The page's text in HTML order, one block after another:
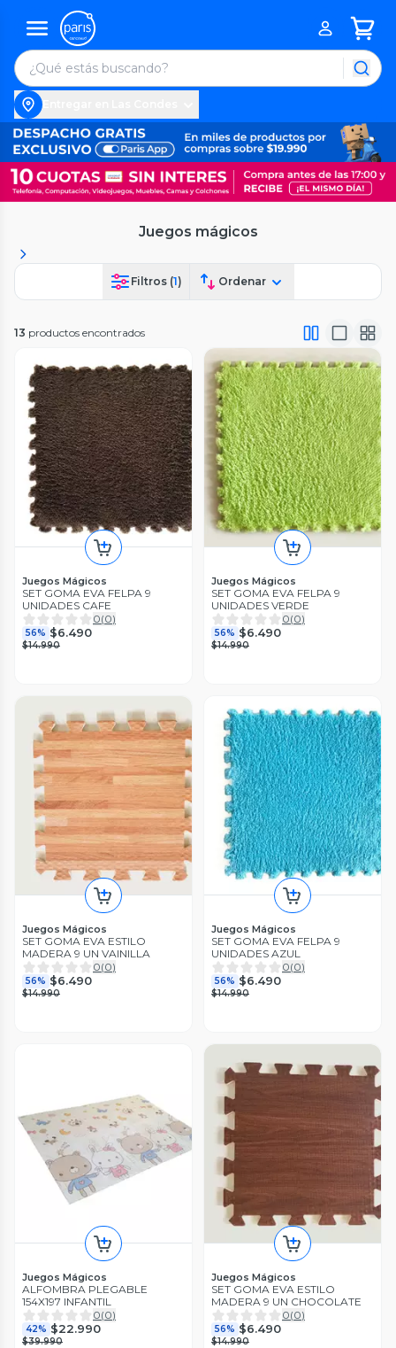
Juegos mágicos
Filtros (1) Ordenar
13 productos encontrados
Juegos Mágicos
SET GOMA EVA FELPA 9
UNIDADES CAFE
0(0)
56% $6.490
$14.990
Juegos Mágicos
SET GOMA EVA FELPA 9
UNIDADES VERDE
0(0)
56% $6.490
$14.990
Juegos Mágicos
SET GOMA EVA ESTILO
MADERA 9 UN VAINILLA
0(0)
56% $6.490
$14.990
Juegos Mágicos
SET GOMA EVA FELPA 9
UNIDADES AZUL
0(0)
56% $6.490
$14.990
Juegos Mágicos
ALFOMBRA PLEGABLE
154X197 INFANTIL
0(0)
42% $22.990
$39.990
Juegos Mágicos
SET GOMA EVA ESTILO
MADERA 9 UN CHOCOLATE
0(0)
56% $6.490
$14.990